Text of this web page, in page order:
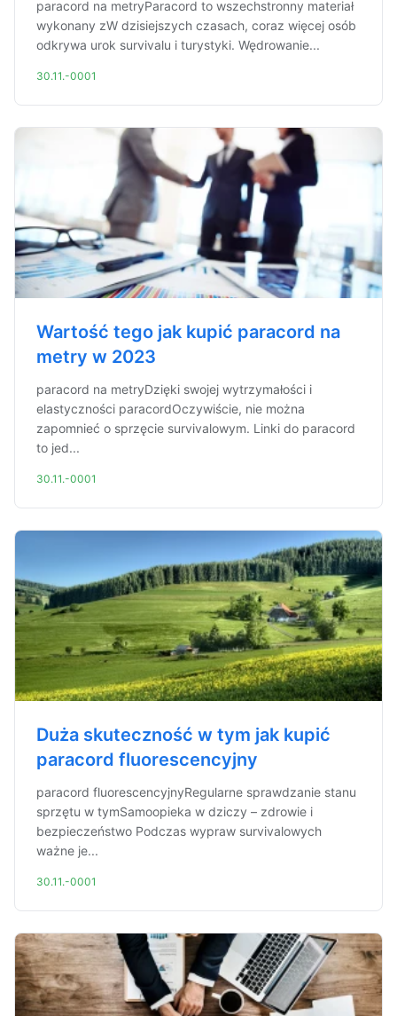
paracord na metryParacord to wszechstronny materiał
wykonany zW dzisiejszych czasach, coraz więcej osób
odkrywa urok survivalu i turystyki. Wędrowanie...
30.11.-0001
Wartość tego jak kupić paracord na
metry w 2023
paracord na metryDzięki swojej wytrzymałości i
elastyczności paracordOczywiście, nie można
zapomnieć o sprzęcie survivalowym. Linki do paracord
to jed...
30.11.-0001
Duża skuteczność w tym jak kupić
paracord fluorescencyjny
paracord fluorescencyjnyRegularne sprawdzanie stanu
sprzętu w tymSamoopieka w dziczy – zdrowie i
bezpieczeństwo Podczas wypraw survivalowych
ważne je...
30.11.-0001